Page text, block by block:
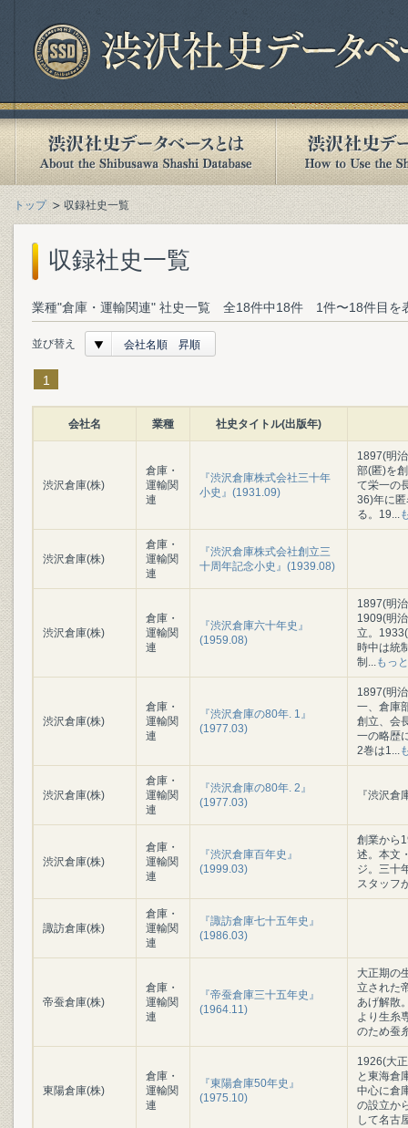
トップ 収録社史一覧
収録社史一覧
業種"倉庫・運輸関連" 社史一覧 全18件中18件 1件〜18件目を
並び替え 会社名順 昇順
1
会社名 業種 社史タイトル(出版年)
渋沢倉庫(株)
倉庫・
運輸関
連
『渋沢倉庫株式会社三十年
小史』(1931.09)
1897(明
部(匿)を
て栄一の
36)年に
る。19...
渋沢倉庫(株)
倉庫・
運輸関
連
『渋沢倉庫株式会社創立三
十周年記念小史』(1939.08)
渋沢倉庫(株)
倉庫・
運輸関
連
『渋沢倉庫六十年史』
(1959.08)
1897(明
1909(明
立。
時中は統
制 ...もっ
渋沢倉庫(株)
倉庫・
運輸関
連
『渋沢倉庫の80年. 1』
(1977.03)
1897(明
一、倉庫
創立、会
一の略歴
2巻は1...
渋沢倉庫(株)
倉庫・
運輸関
連
『渋沢倉庫の80年. 2』
(1977.03)
『渋沢
渋沢倉庫(株)
倉庫・
運輸関
連
『渋沢倉庫百年史』
(1999.03)
創業から
述。本文
ジ。三十
スタッフ
諏訪倉庫(株)
倉庫・
運輸関
連
『諏訪倉庫七十五年史』
(1986.03)
帝蚕倉庫(株)
倉庫・
運輸関
連
『帝蚕倉庫三十五年史』
(1964.11)
大正期の
立された
あげ解散
より生糸
のため蚕
東陽倉庫(株)
倉庫・
運輸関
連
『東陽倉庫50年史』
(1975.10)
1926(大
と東海倉
中心に倉
の設立か
して名古